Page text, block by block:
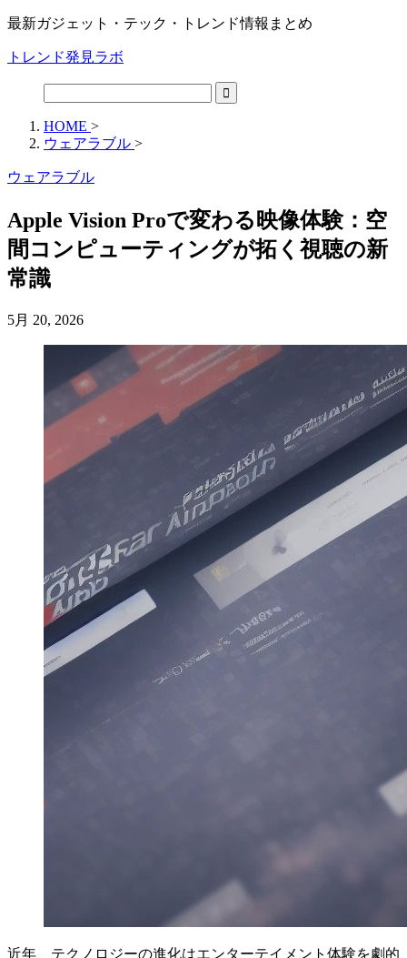
最新ガジェット・テック・トレンド情報まとめ
トレンド発見ラボ
HOME >
ウェアラブル >
ウェアラブル
Apple Vision Proで変わる映像体験：空
間コンピューティングが拓く視聴の新
常識
5月 20, 2026
近年、テクノロジーの進化はエンターテイメント体験を劇的